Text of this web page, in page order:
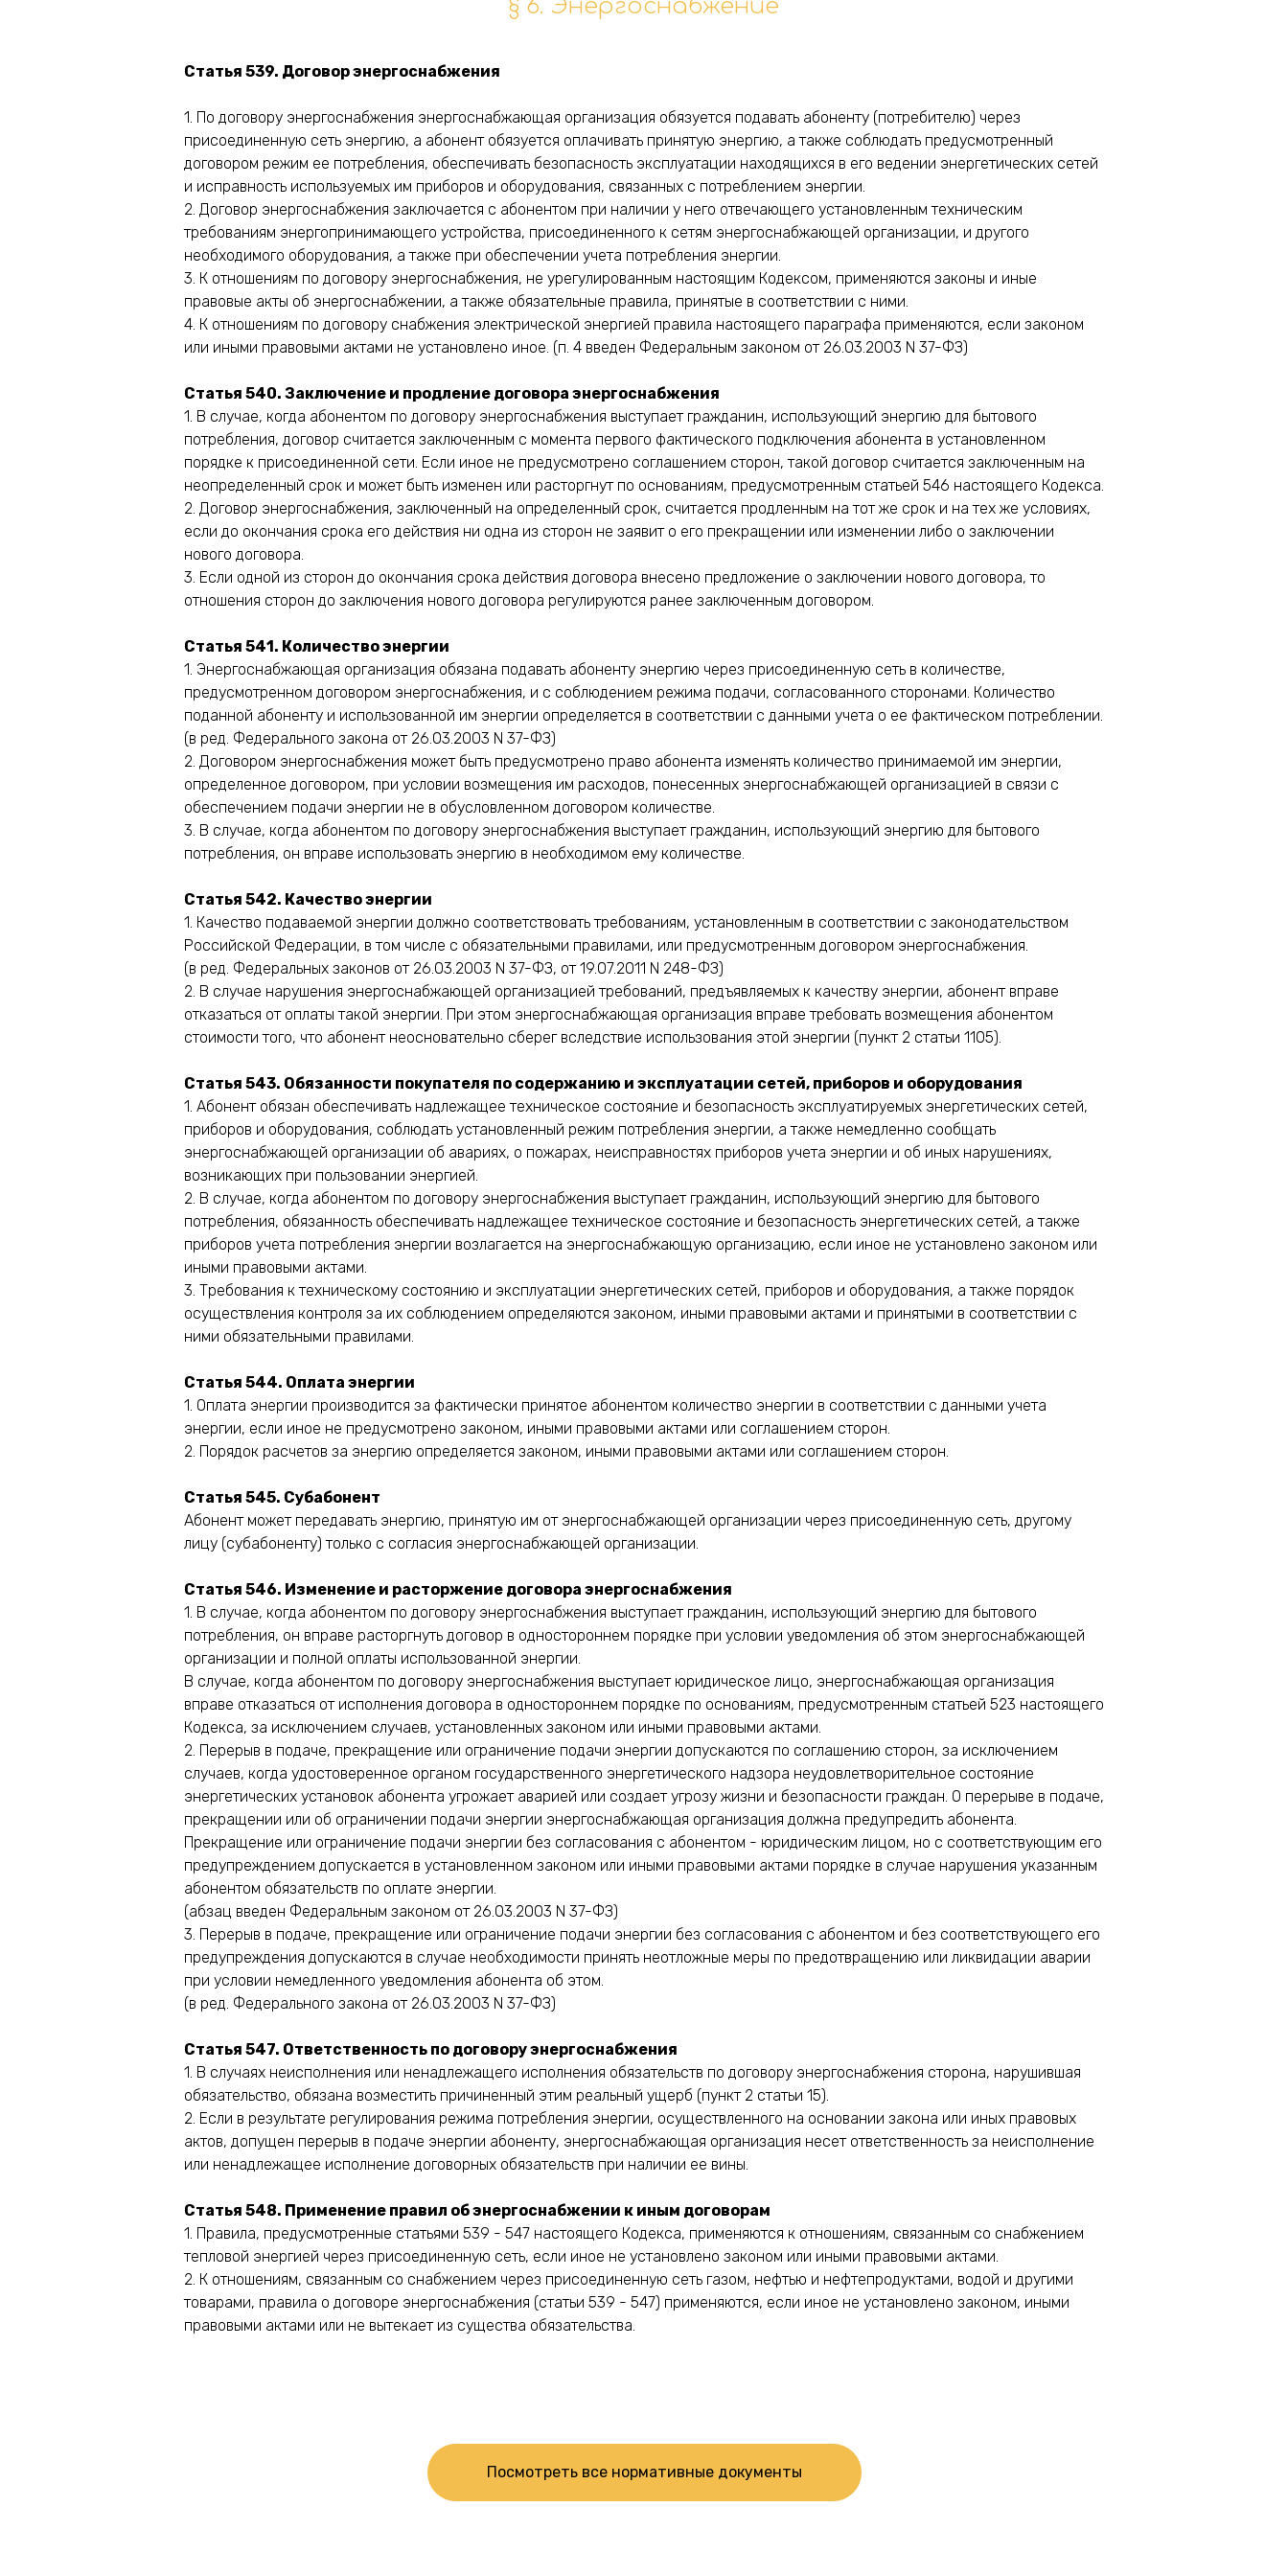
§ 6. Энергоснабжение
Статья 539. Договор энергоснабжения
1. По договору энергоснабжения энергоснабжающая организация обязуется подавать абоненту (потребителю) через
присоединенную сеть энергию, а абонент обязуется оплачивать принятую энергию, а также соблюдать предусмотренный
договором режим ее потребления, обеспечивать безопасность эксплуатации находящихся в его ведении энергетических сетей
и исправность используемых им приборов и оборудования, связанных с потреблением энергии.
2. Договор энергоснабжения заключается с абонентом при наличии у него отвечающего установленным техническим
требованиям энергопринимающего устройства, присоединенного к сетям энергоснабжающей организации, и другого
необходимого оборудования, а также при обеспечении учета потребления энергии.
3. К отношениям по договору энергоснабжения, не урегулированным настоящим Кодексом, применяются законы и иные
правовые акты об энергоснабжении, а также обязательные правила, принятые в соответствии с ними.
4. К отношениям по договору снабжения электрической энергией правила настоящего параграфа применяются, если законом
или иными правовыми актами не установлено иное. (п. 4 введен Федеральным законом от 26.03.2003 N 37-ФЗ)
Статья 540. Заключение и продление договора энергоснабжения
1. В случае, когда абонентом по договору энергоснабжения выступает гражданин, использующий энергию для бытового
потребления, договор считается заключенным с момента первого фактического подключения абонента в установленном
порядке к присоединенной сети. Если иное не предусмотрено соглашением сторон, такой договор считается заключенным на
неопределенный срок и может быть изменен или расторгнут по основаниям, предусмотренным статьей 546 настоящего Кодекса.
2. Договор энергоснабжения, заключенный на определенный срок, считается продленным на тот же срок и на тех же условиях,
если до окончания срока его действия ни одна из сторон не заявит о его прекращении или изменении либо о заключении
нового договора.
3. Если одной из сторон до окончания срока действия договора внесено предложение о заключении нового договора, то
отношения сторон до заключения нового договора регулируются ранее заключенным договором.
Статья 541. Количество энергии
1. Энергоснабжающая организация обязана подавать абоненту энергию через присоединенную сеть в количестве,
предусмотренном договором энергоснабжения, и с соблюдением режима подачи, согласованного сторонами. Количество
поданной абоненту и использованной им энергии определяется в соответствии с данными учета о ее фактическом потреблении.
(в ред. Федерального закона от 26.03.2003 N 37-ФЗ)
2. Договором энергоснабжения может быть предусмотрено право абонента изменять количество принимаемой им энергии,
определенное договором, при условии возмещения им расходов, понесенных энергоснабжающей организацией в связи с
обеспечением подачи энергии не в обусловленном договором количестве.
3. В случае, когда абонентом по договору энергоснабжения выступает гражданин, использующий энергию для бытового
потребления, он вправе использовать энергию в необходимом ему количестве.
Статья 542. Качество энергии
1. Качество подаваемой энергии должно соответствовать требованиям, установленным в соответствии с законодательством
Российской Федерации, в том числе с обязательными правилами, или предусмотренным договором энергоснабжения.
(в ред. Федеральных законов от 26.03.2003 N 37-ФЗ, от 19.07.2011 N 248-ФЗ)
2. В случае нарушения энергоснабжающей организацией требований, предъявляемых к качеству энергии, абонент вправе
отказаться от оплаты такой энергии. При этом энергоснабжающая организация вправе требовать возмещения абонентом
стоимости того, что абонент неосновательно сберег вследствие использования этой энергии (пункт 2 статьи 1105).
Статья 543. Обязанности покупателя по содержанию и эксплуатации сетей, приборов и оборудования
1. Абонент обязан обеспечивать надлежащее техническое состояние и безопасность эксплуатируемых энергетических сетей,
приборов и оборудования, соблюдать установленный режим потребления энергии, а также немедленно сообщать
энергоснабжающей организации об авариях, о пожарах, неисправностях приборов учета энергии и об иных нарушениях,
возникающих при пользовании энергией.
2. В случае, когда абонентом по договору энергоснабжения выступает гражданин, использующий энергию для бытового
потребления, обязанность обеспечивать надлежащее техническое состояние и безопасность энергетических сетей, а также
приборов учета потребления энергии возлагается на энергоснабжающую организацию, если иное не установлено законом или
иными правовыми актами.
3. Требования к техническому состоянию и эксплуатации энергетических сетей, приборов и оборудования, а также порядок
осуществления контроля за их соблюдением определяются законом, иными правовыми актами и принятыми в соответствии с
ними обязательными правилами.
Статья 544. Оплата энергии
1. Оплата энергии производится за фактически принятое абонентом количество энергии в соответствии с данными учета
энергии, если иное не предусмотрено законом, иными правовыми актами или соглашением сторон.
2. Порядок расчетов за энергию определяется законом, иными правовыми актами или соглашением сторон.
Статья 545. Субабонент
Абонент может передавать энергию, принятую им от энергоснабжающей организации через присоединенную сеть, другому
лицу (субабоненту) только с согласия энергоснабжающей организации.
Статья 546. Изменение и расторжение договора энергоснабжения
1. В случае, когда абонентом по договору энергоснабжения выступает гражданин, использующий энергию для бытового
потребления, он вправе расторгнуть договор в одностороннем порядке при условии уведомления об этом энергоснабжающей
организации и полной оплаты использованной энергии.
В случае, когда абонентом по договору энергоснабжения выступает юридическое лицо, энергоснабжающая организация
вправе отказаться от исполнения договора в одностороннем порядке по основаниям, предусмотренным статьей 523 настоящего
Кодекса, за исключением случаев, установленных законом или иными правовыми актами.
2. Перерыв в подаче, прекращение или ограничение подачи энергии допускаются по соглашению сторон, за исключением
случаев, когда удостоверенное органом государственного энергетического надзора неудовлетворительное состояние
энергетических установок абонента угрожает аварией или создает угрозу жизни и безопасности граждан. О перерыве в подаче,
прекращении или об ограничении подачи энергии энергоснабжающая организация должна предупредить абонента.
Прекращение или ограничение подачи энергии без согласования с абонентом - юридическим лицом, но с соответствующим его
предупреждением допускается в установленном законом или иными правовыми актами порядке в случае нарушения указанным
абонентом обязательств по оплате энергии.
(абзац введен Федеральным законом от 26.03.2003 N 37-ФЗ)
3. Перерыв в подаче, прекращение или ограничение подачи энергии без согласования с абонентом и без соответствующего его
предупреждения допускаются в случае необходимости принять неотложные меры по предотвращению или ликвидации аварии
при условии немедленного уведомления абонента об этом.
(в ред. Федерального закона от 26.03.2003 N 37-ФЗ)
Статья 547. Ответственность по договору энергоснабжения
1. В случаях неисполнения или ненадлежащего исполнения обязательств по договору энергоснабжения сторона, нарушившая
обязательство, обязана возместить причиненный этим реальный ущерб (пункт 2 статьи 15).
2. Если в результате регулирования режима потребления энергии, осуществленного на основании закона или иных правовых
актов, допущен перерыв в подаче энергии абоненту, энергоснабжающая организация несет ответственность за неисполнение
или ненадлежащее исполнение договорных обязательств при наличии ее вины.
Статья 548. Применение правил об энергоснабжении к иным договорам
1. Правила, предусмотренные статьями 539 - 547 настоящего Кодекса, применяются к отношениям, связанным со снабжением
тепловой энергией через присоединенную сеть, если иное не установлено законом или иными правовыми актами.
2. К отношениям, связанным со снабжением через присоединенную сеть газом, нефтью и нефтепродуктами, водой и другими
товарами, правила о договоре энергоснабжения (статьи 539 - 547) применяются, если иное не установлено законом, иными
правовыми актами или не вытекает из существа обязательства.
Посмотреть все нормативные документы